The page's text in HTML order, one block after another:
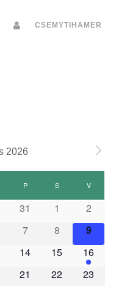
CSEMYTIHAMER
2026
PPÉNTEK SSZOMBAT
VVASÁRNAP
31 1
2
7 8
9
14 15
16
21 22
23